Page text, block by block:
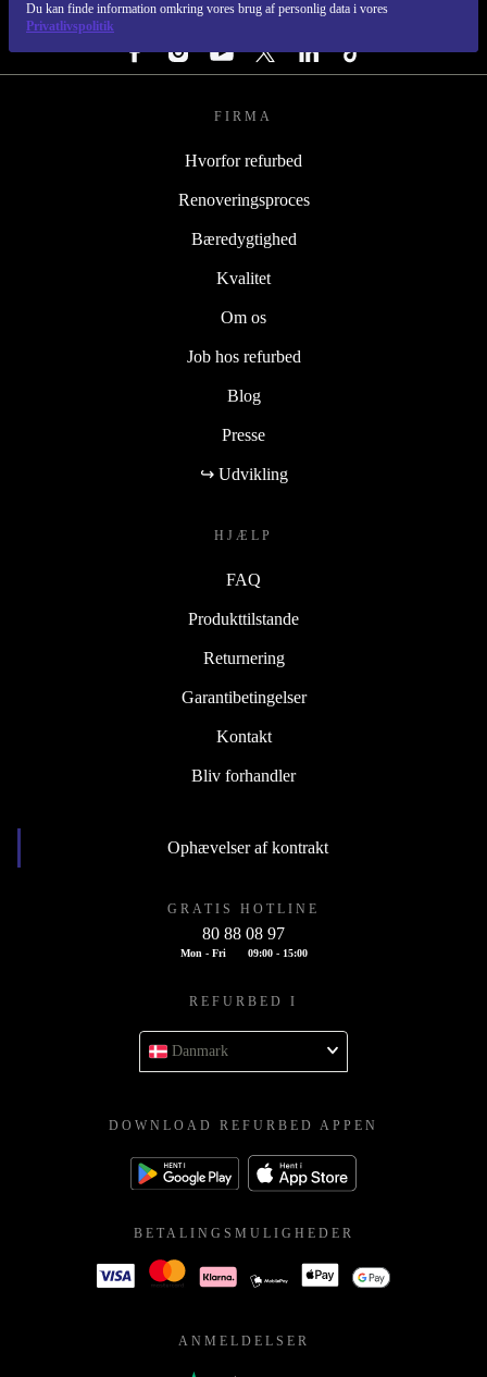
Du kan finde information omkring vores brug af personlig data i vores
Privatlivspolitik
FØLG OS
FIRMA
Hvorfor refurbed
Renoveringsproces
Bæredygtighed
Kvalitet
Om os
Job hos refurbed
Blog
Presse
↪ Udvikling
HJÆLP
FAQ
Produkttilstande
Returnering
Garantibetingelser
Kontakt
Bliv forhandler
Ophævelser af kontrakt
GRATIS HOTLINE
80 88 08 97
Mon - Fri 09:00 - 15:00
REFURBED I
Danmark
DOWNLOAD REFURBED APPEN
BETALINGSMULIGHEDER
ANMELDELSER